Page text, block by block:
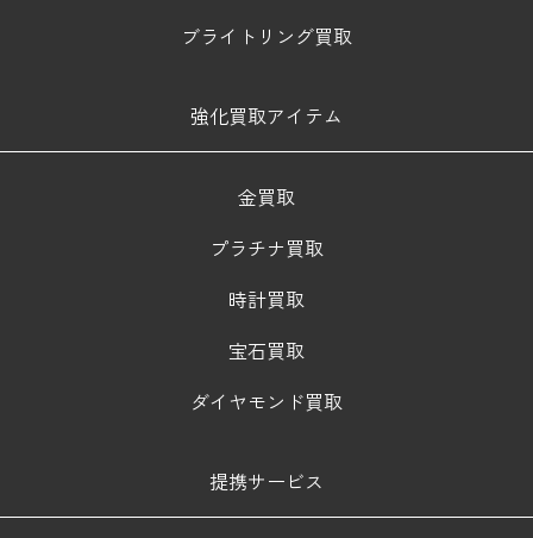
ブライトリング買取
強化買取アイテム
金買取
プラチナ買取
時計買取
宝石買取
ダイヤモンド買取
提携サービス